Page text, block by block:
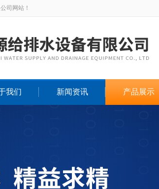
司网站！
我们 新闻资讯 产品展示